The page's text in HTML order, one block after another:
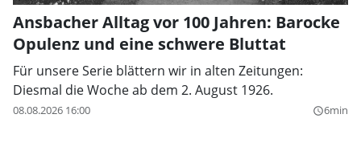
Ansbacher Alltag vor 100 Jahren: Barocke
Opulenz und eine schwere Bluttat
Für unsere Serie blättern wir in alten Zeitungen:
Diesmal die Woche ab dem 2. August 1926.
08.08.2026 16:00 query_builder6min